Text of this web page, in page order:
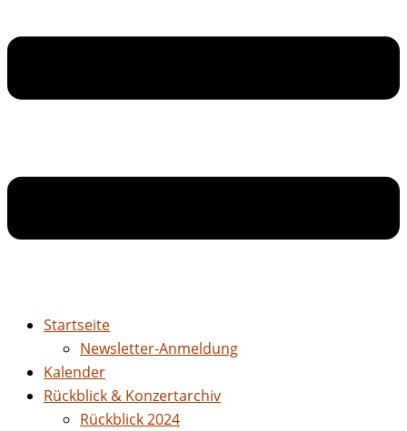
Startseite
Newsletter-Anmeldung
Kalender
Rückblick & Konzertarchiv
Rückblick 2024